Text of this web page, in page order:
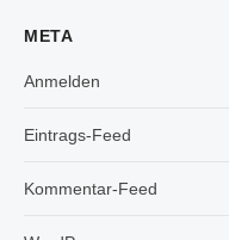
META
Anmelden
Eintrags-Feed
Kommentar-Feed